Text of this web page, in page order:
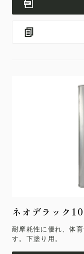
ネオデラック
耐摩耗性に優れ、体
す。下塗り用。